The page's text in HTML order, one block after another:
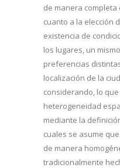
de manera
cuanto a la elección
existencia de
los lugares, un
preferencias
localización de la
considerando, lo
heterogeneidad
mediante la
cuales se asume
de manera
tradicionalmente